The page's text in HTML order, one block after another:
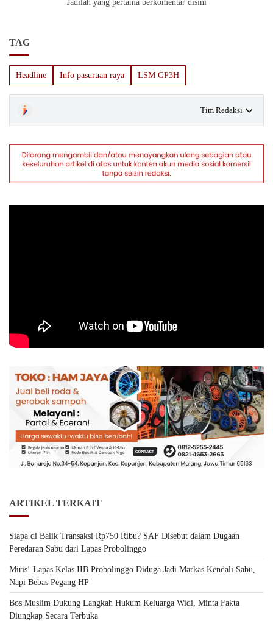
Jadilah yang pertama berkomentar disini
TAG
Headline Info pasuruan raya LSM GP3H
Tim Redaksi
ARTIKEL TERKAIT
Siapa di Balik Transaksi Rp750 Ribu? SAF Disebut dalam Dugaan
Peredaran Sabu dari Lapas Probolinggo
Miris! Lapas Kelas IIB Probolinggo Diduga Jadi Markas Kendali Sabu,
Napi Bebas Pegang HP
Bos Muslim Dukung Langkah Hukum Keluarga Widi, Minta Fakta
Diungkap Secara Terbuka